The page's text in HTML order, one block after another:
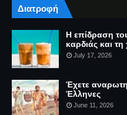
Διατροφή
Η επίδραση
καρδιάς και
July 17, 2026
Έχετε
Έλληνες
June 11, 2026